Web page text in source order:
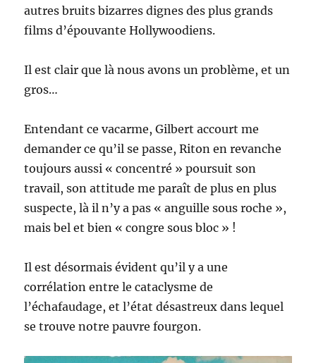
autres bruits bizarres dignes des plus grands
films d’épouvante Hollywoodiens.
Il est clair que là nous avons un problème, et un
gros…
Entendant ce vacarme, Gilbert accourt me
demander ce qu’il se passe, Riton en revanche
toujours aussi « concentré » poursuit son
travail, son attitude me paraît de plus en plus
suspecte, là il n’y a pas « anguille sous roche »,
mais bel et bien « congre sous bloc » !
Il est désormais évident qu’il y a une
corrélation entre le cataclysme de
l’échafaudage, et l’état désastreux dans lequel
se trouve notre pauvre fourgon.